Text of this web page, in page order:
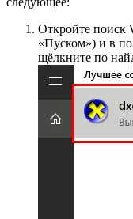
Откройте поиск
«Пуском») и в
щёлкните по